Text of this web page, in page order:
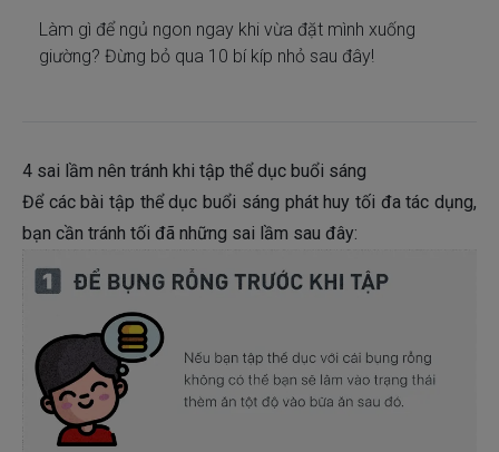
Làm gì để ngủ ngon ngay khi vừa đặt mình xuống
giường? Đừng bỏ qua 10 bí kíp nhỏ sau đây!
4 sai lầm nên tránh khi tập thể dục buổi sáng
Để các bài tập thể dục buổi sáng phát huy tối đa tác dụng,
bạn cần tránh tối đã những sai lầm sau đây: